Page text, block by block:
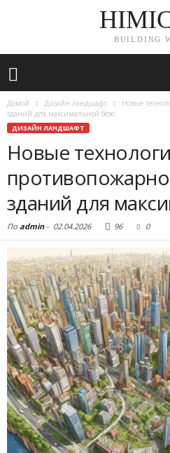
BUILDING
Домой Дизайн ландшафт
Новые
зданий для максимальной безо
ДИЗАЙН ЛАНДШАФТ
Новые
зданий для
По admin- 02.04.2026 96 0